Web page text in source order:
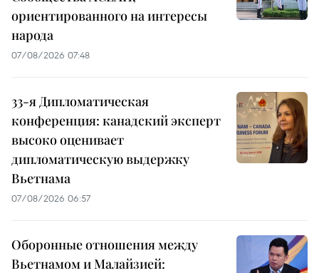
ориентированного на интересы
народа
07/08/2026 07:48
33-я Дипломатическая
конференция: канадский эксперт
высоко оценивает
дипломатическую выдержку
Вьетнама
07/08/2026 06:57
Оборонные отношения между
Вьетнамом и Малайзией: